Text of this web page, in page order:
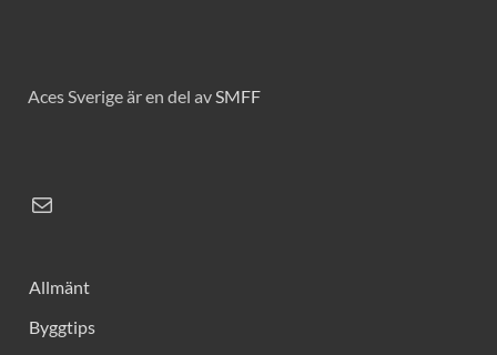
Aces Sverige är en del avSMFF
Allmänt
Byggtips